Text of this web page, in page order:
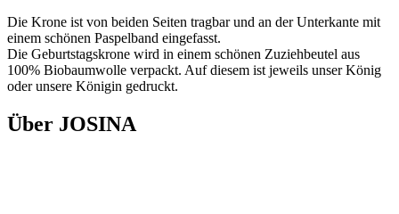
Die Krone ist von beiden Seiten tragbar und an der Unterkante mit
einem schönen Paspelband eingefasst.
Die Geburtstagskrone wird in einem schönen Zuziehbeutel aus
100% Biobaumwolle verpackt. Auf diesem ist jeweils unser König
oder unsere Königin gedruckt.
Über JOSINA